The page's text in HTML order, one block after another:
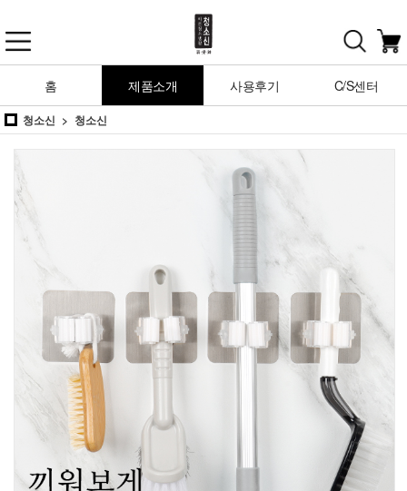
홈 제품소개 사용후기 C/S센터
청소신 청소신